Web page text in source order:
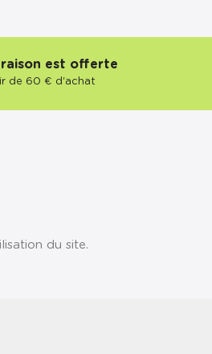
est offerte
de 60 € d'achat
du site.